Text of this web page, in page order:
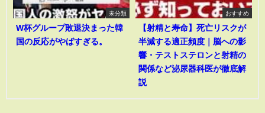
未分類
W杯グループ敗退決まった韓
国の反応がやばすぎる。
おすすめ
【射精と寿命】死亡リスクが
半減する適正頻度｜脳への影
響・テストステロンと射精の
関係など泌尿器科医が徹底解
説